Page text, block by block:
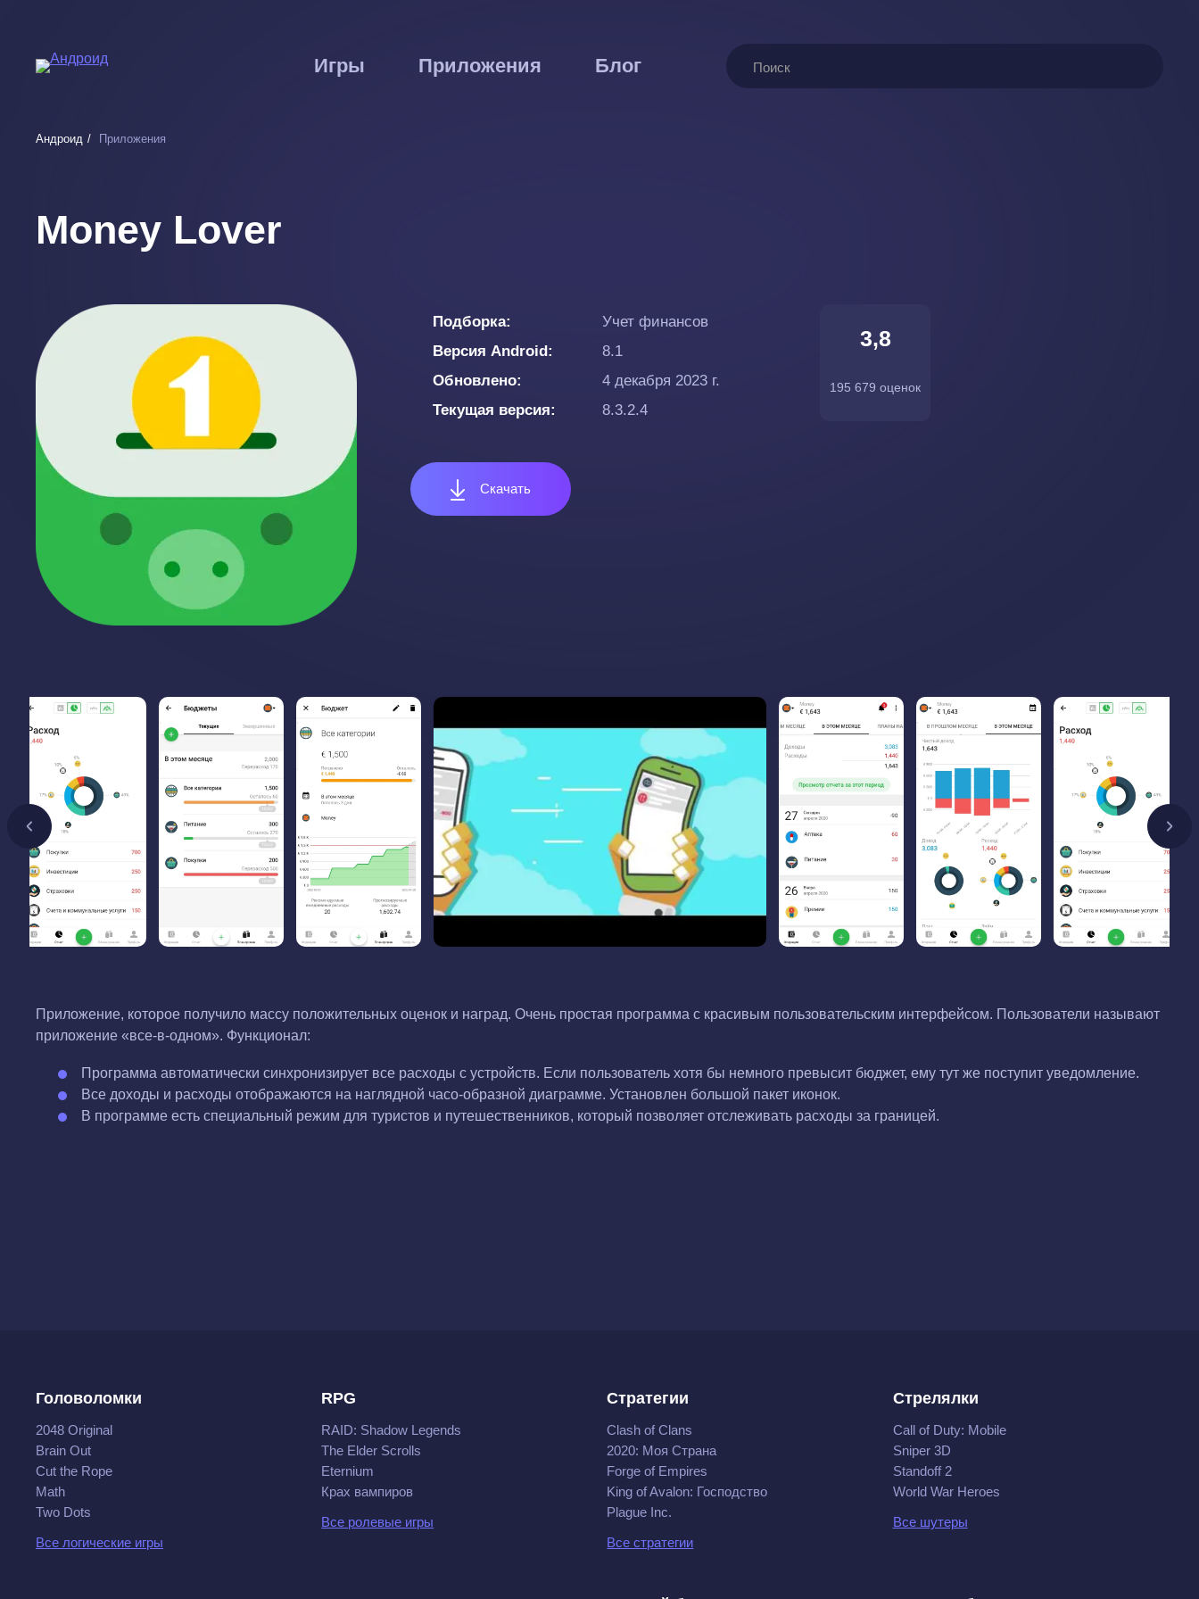
основному
Игры Приложения Блог Поиск
Андроид Приложения
Money Lover
Подборка
Учет финансов
Версия Android
8.1
Обновлено
4 декабря 2023 г.
Текущая версия
8.3.2.4
Скачать
3,8
195 679 оценок
Приложение, которое получило массу положительных оценок и наград. Очень простая программа с красивым пользовательским интерфейсом. Пользователи называют
приложение «все-в-одном». Функционал:
Программа автоматически синхронизирует все расходы с устройств. Если пользователь хотя бы немного превысит бюджет, ему тут же поступит уведомление.
Все доходы и расходы отображаются на наглядной часо-образной диаграмме. Установлен большой пакет иконок.
В программе есть специальный режим для туристов и путешественников, который позволяет отслеживать расходы за границей.
Головоломки
2048 Original
Brain Out
Cut the Rope
Math
Two Dots
Все логические игры
RPG
RAID: Shadow Legends
The Elder Scrolls
Eternium
Крах вампиров
Все ролевые игры
Стратегии
Clash of Clans
2020: Моя Cтрана
Forge of Empires
King of Avalon: Господство
Plague Inc.
Все стратегии
Стрелялки
Call of Duty: Mobile
Sniper 3D
Standoff 2
World War Heroes
Все шутеры